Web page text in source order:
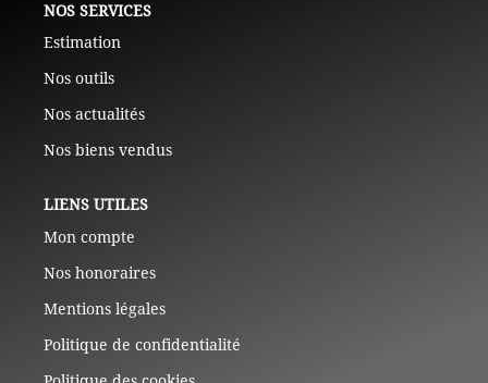
NOS SERVICES
Estimation
Nos outils
Nos actualités
Nos biens vendus
LIENS UTILES
Mon compte
Nos honoraires
Mentions légales
Politique de confidentialité